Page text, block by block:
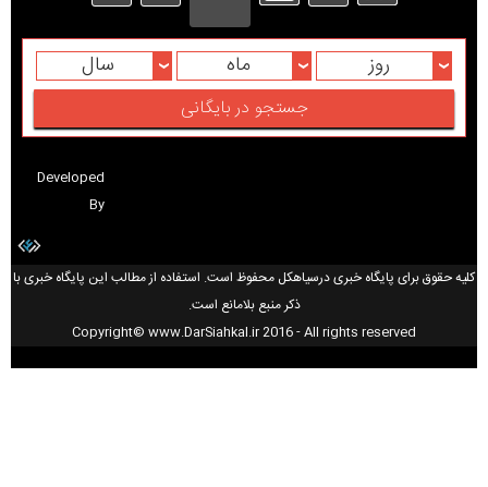
روز ماه سال
Developed
By
کلیه حقوق برای پایگاه خبری درسیاهکل محفوظ است. استفاده از مطالب این پایگاه خبری با
ذکر منبع بلامانع است.
Copyright© www.DarSiahkal.ir 2016 - All rights reserved